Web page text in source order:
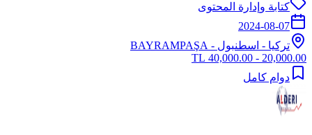
كتابة وإدارة المحتوى
2024-08-07
تركيا - اسطنبول - BAYRAMPAŞA
20,000.00 - 40,000.00 TL
دوام كامل